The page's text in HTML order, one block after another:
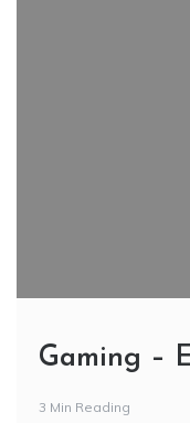
Gaming –
3 Min Reading